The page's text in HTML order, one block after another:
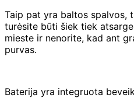
Taip pat yra baltos spalvos,
turėsite būti šiek tiek
mieste ir nenorite, kad ant
purvas.
Baterija yra integruota